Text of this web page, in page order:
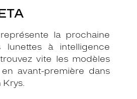
la prochaine
lunettes à intelligence
vite les modèles
avant-première dans
Krys.